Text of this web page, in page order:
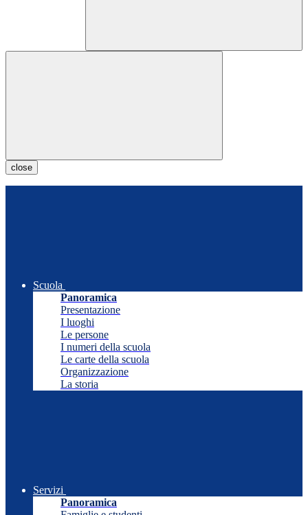
close
Scuola
Panoramica
Presentazione
I luoghi
Le persone
I numeri della scuola
Le carte della scuola
Organizzazione
La storia
Servizi
Panoramica